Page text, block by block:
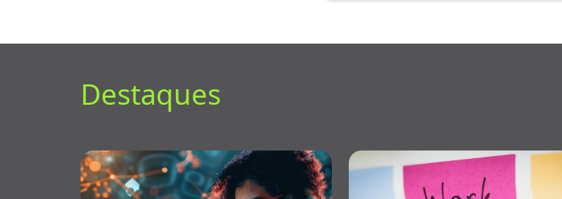
Destaques